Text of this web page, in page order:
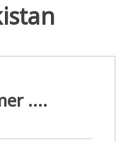
....